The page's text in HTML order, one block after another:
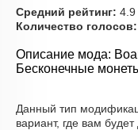
Средний рейтинг: 4.9
Количество голосов:
Описание мода:
Бесконечные
Данный тип
вариант, где вам